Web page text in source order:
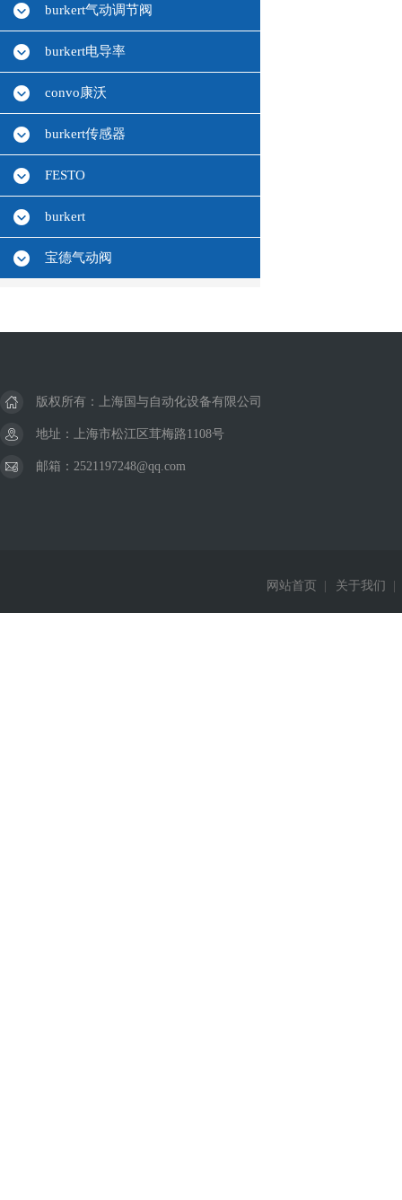
burkert气动调节阀
burkert电导率
convo康沃
burkert传感器
FESTO
burkert
宝德气动阀
版权所有：上海国与自动化设备有限公司
地址：上海市松江区茸梅路1108号
邮箱：2521197248@qq.com
网站首页 关于我们